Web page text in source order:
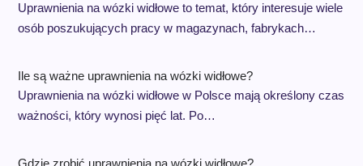
Uprawnienia na wózki widłowe to temat, który interesuje wiele
osób poszukujących pracy w magazynach, fabrykach…
Ile są ważne uprawnienia na wózki widłowe?
Uprawnienia na wózki widłowe w Polsce mają określony czas
ważności, który wynosi pięć lat. Po…
Gdzie zrobić uprawnienia na wózki widłowe?